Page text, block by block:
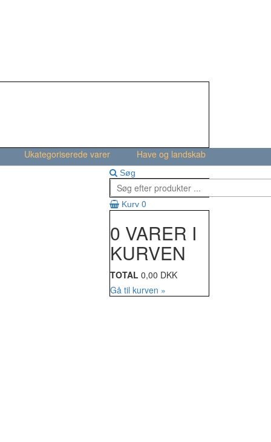
Ukategoriserede varer Have og landskab
Søg
Kurv 0
0 VARER I
KURVEN
TOTAL 0,00 DKK
Gå til kurven »